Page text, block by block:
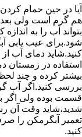
آیا در حین حمام
هم گرم است ولی بعد
بتواند آب را به
شود.برای عیب یابی
کنید.شاید دمای آب
استفاده در زمستان
بیشتر کرده و چند
بررسی کنید.اگر آب
قسمت بوده ولی اگر
شدید،شاید وقت آن
تعمیر آبگرمکن را
کنید.